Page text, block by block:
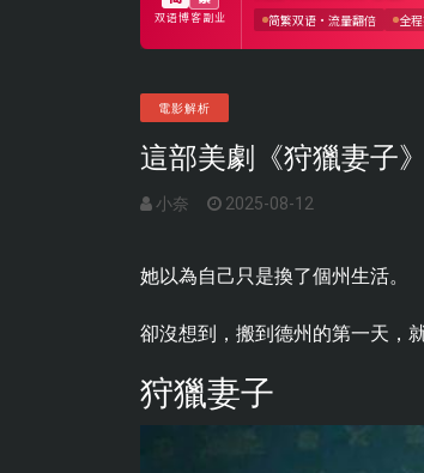
電影解析
這部美劇《狩獵妻子
小奈 2025-08-12
她以為自己只是換了個州生活。
卻沒想到，搬到德州的第一天，
狩獵妻子